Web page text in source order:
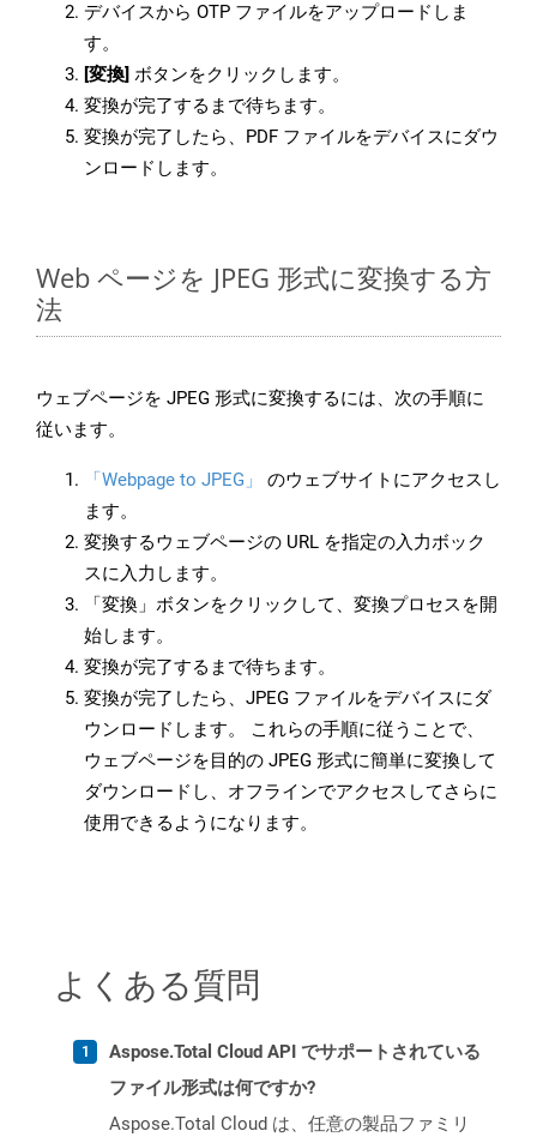
デバイスから OTP ファイルをアップロードしま
す。
[変換] ボタンをクリックします。
変換が完了するまで待ちます。
変換が完了したら、PDF ファイルをデバイスにダウ
ンロードします。
Web ページを JPEG 形式に変換する方
法
ウェブページを JPEG 形式に変換するには、次の手順に
従います。
「Webpage to JPEG」
のウェブサイトにアクセスし
ます。
変換するウェブページの URL を指定の入力ボック
スに入力します。
「変換」ボタンをクリックして、変換プロセスを開
始します。
変換が完了するまで待ちます。
変換が完了したら、JPEG ファイルをデバイスにダ
ウンロードします。 これらの手順に従うことで、
ウェブページを目的の JPEG 形式に簡単に変換して
ダウンロードし、オフラインでアクセスしてさらに
使用できるようになります。
よくある質問
Aspose.Total Cloud API でサポートされている
ファイル形式は何ですか?
Aspose.Total Cloud は、任意の製品ファミリ